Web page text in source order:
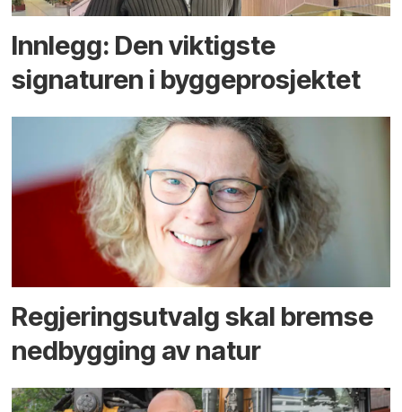
Innlegg: Den viktigste
signaturen i bygge­­prosjektet
Regjerings­utvalg skal bremse
ned­bygging av natur